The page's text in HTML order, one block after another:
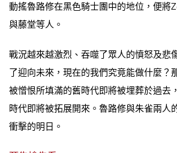
動搖魯路修在黑色騎士團中的地位，便將
與藤堂等人。
戰況越來越激烈、吞噬了眾人的憤怒及悲
了迎向未來，現在的我們究竟能做什麼？
被憎恨所填滿的舊時代即將被埋葬於過去
時代即將被拓展開來。魯路修與朱雀兩人
衝擊的明日。